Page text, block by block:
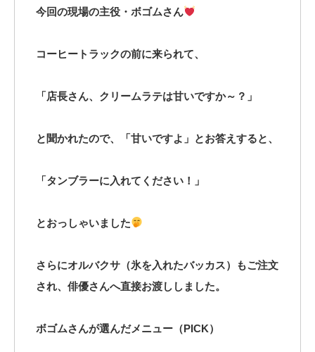
今回の現場の主役・ボゴムさん
コーヒートラックの前に来られて、
「店長さん、クリームラテは甘いですか～？」
と聞かれたので、「甘いですよ」とお答えすると、
「タンブラーに入れてください！」
とおっしゃいました
さらにオルバクサ（氷を入れたバッカス）もご注文
され、俳優さんへ直接お渡ししました。
ボゴムさんが選んだメニュー（PICK）